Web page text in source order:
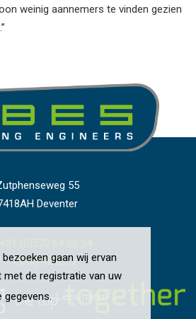
gaan wij ervan
de registratie van uw
weinig aannemers te vinden gezien
55
Deventer
info@vibes.nl